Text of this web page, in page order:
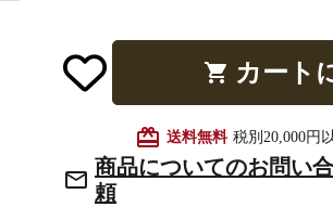
法衣かばん・中啓半装
喚鐘・梵鐘・銅像
shopping_cart カート
card_giftcard 送料無料 税別20,000円
mail_outline 商品についてのお問い
頼